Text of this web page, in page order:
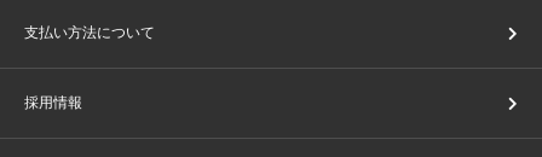
支払い方法について
採用情報